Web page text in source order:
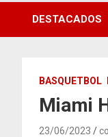
DESTACADOS
BASQUETBOL
Miami
23/06/2023